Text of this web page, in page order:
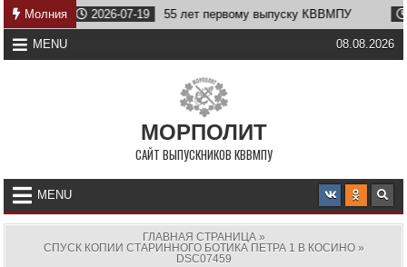
Skip
to
content
Молния2026-07-19 55 лет первому выпуску КВВМПУ 2026-
MENU 08.08.2026
МОРПОЛИТ
САЙТ ВЫПУСКНИКОВ КВВМПУ
MENU
ГЛАВНАЯ СТРАНИЦА»
СПУСК КОПИИ СТАРИННОГО БОТИКА ПЕТРА 1 В КОСИНО»
DSC07459